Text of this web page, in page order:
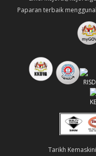
Paparan terbaik
Tarikh